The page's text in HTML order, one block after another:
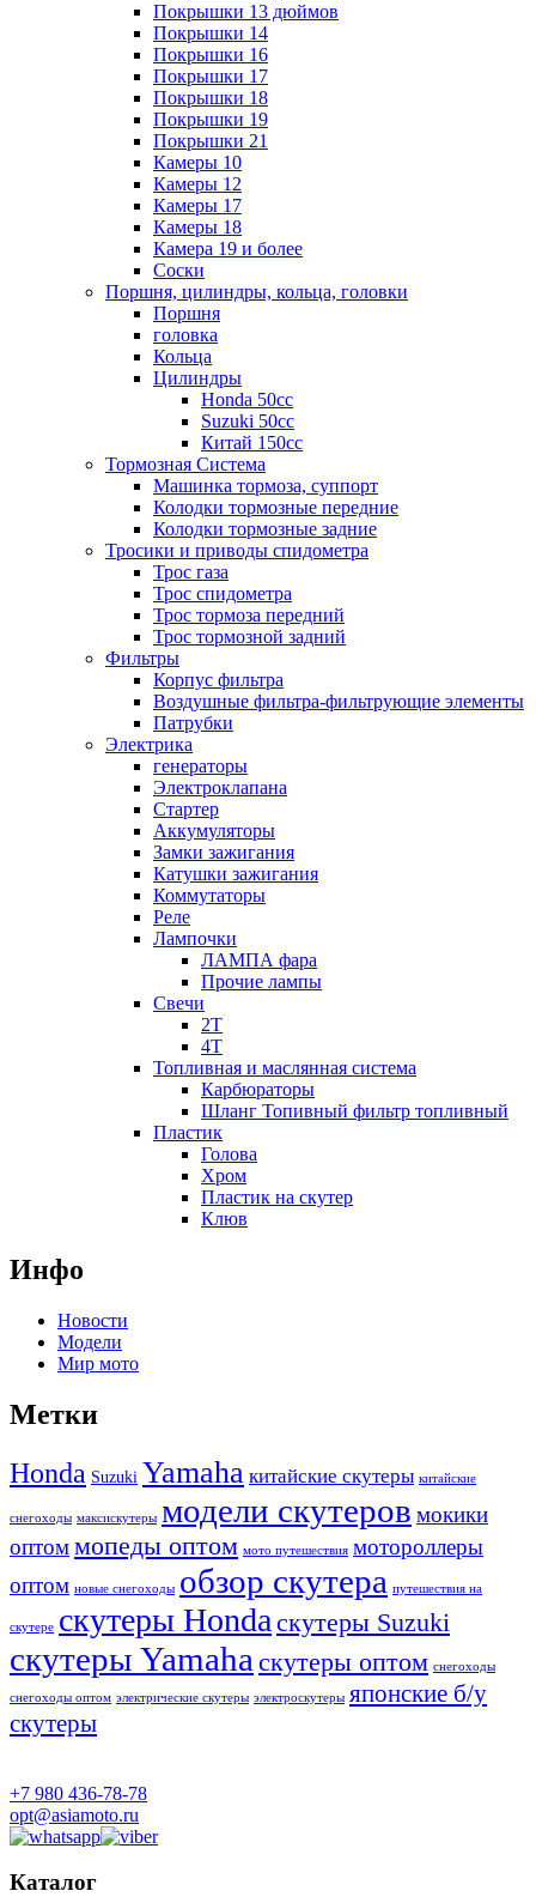
Покрышки 13 дюймов
Покрышки 14
Покрышки 16
Покрышки 17
Покрышки 18
Покрышки 19
Покрышки 21
Камеры 10
Камеры 12
Камеры 17
Камеры 18
Камера 19 и более
Соски
Поршня, цилиндры, кольца, головки
Поршня
головка
Кольца
Цилиндры
Honda 50сс
Suzuki 50cc
Китай 150сс
Тормозная Система
Машинка тормоза, суппорт
Колодки тормозные передние
Колодки тормозные задние
Тросики и приводы спидометра
Трос газа
Трос спидометра
Трос тормоза передний
Трос тормозной задний
Фильтры
Корпус фильтра
Воздушные фильтра-фильтрующие элементы
Патрубки
Электрика
генераторы
Электроклапана
Стартер
Аккумуляторы
Замки зажигания
Катушки зажигания
Коммутаторы
Реле
Лампочки
ЛАМПА фара
Прочие лампы
Свечи
2T
4T
Топливная и маслянная система
Карбюраторы
Шланг Топивный фильтр топливный
Пластик
Голова
Хром
Пластик на скутер
Клюв
Инфо
Новости
Модели
Мир мото
Метки
Honda Suzuki Yamaha китайские скутеры китайские
снегоходы максискутеры модели скутеров мокики
оптоммопеды оптом мото путешествия мотороллеры
оптом новые снегоходы обзор скутера путешествия на
скутере скутеры Honda скутеры Suzuki
скутеры Yamaha скутеры оптом снегоходы
снегоходы оптом электрические скутеры электроскутеры японские б/у
скутеры
+7 980 436-78-78
opt@asiamoto.ru
Каталог